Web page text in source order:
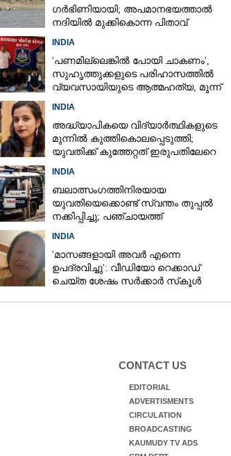
ഗർഭിണിയായി; അപമാനഭയത്താൽ
നദിയിൽ മുക്കികൊന്ന പിതാവ്
INDIA
'പണമില്ലെങ്കിൽ പോയി ചാകണം',
സുഹൃത്തുക്കളുടെ പരിഹാസത്തിൽ
വ്യവസായിയുടെ ആത്മഹത്യ, മൂന്ന്
INDIA
അദ്ധ്യാപികയെ വിദ്യാർത്ഥികളുടെ
മുന്നിൽ കുത്തികൊലപ്പെടുത്തി;
യുവതിക്ക് കുത്തേറ്റത് ഇരുപതിലേറെ
INDIA
ബലാത്സംഗത്തിനിരയായ
യുവതിയെക്കൊണ്ട് സ്വന്തം തുപ്പൽ
നക്കിപ്പിച്ചു; പഞ്ചായത്ത്
INDIA
'മാസങ്ങളായി അവർ എന്നെ
ഉപദ്രവിച്ചു': വീഡിയോ റെക്കാഡ്
ചെയ്ത ശേഷം സർക്കാർ സ്‌കൂൾ
CONTACT US
EDITORIAL
ADVERTISMENTS
CIRCULATION
BROADCASTING
KAUMUDY TV ADS